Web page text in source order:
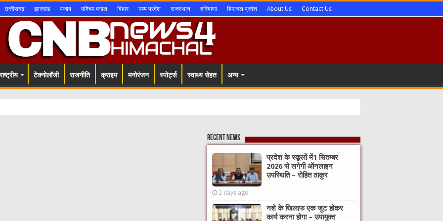
छत्तीसगढ़ झारखंड पंजाब पश्चिम बंगाल बिहार मध्य प्रदेश राजस्थान हरियाणा हिमाचल प्रदेश About Us Contact Us
टेक्नोलॉजी राजनीति क्राइम मनोरंजन स्पोर्ट्स स्वाथ्य सेहत अन्य
Recent News
प्रदेश के स्कूलों में1 सितम्बर
2026 से लगेगी ऑनलाइन
उपस्थिति – रोहित ठाकुर
2 days ago
नशे के खिलाफ एक जुट होकर
कार्य करना होगा – उपायुक्त